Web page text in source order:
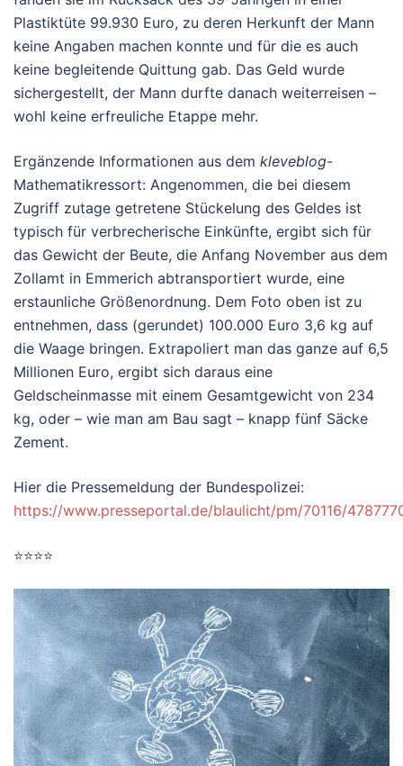
Plastiktüte 99.930 Euro, zu deren Herkunft der Mann
keine Angaben machen konnte und für die es auch
keine begleitende Quittung gab. Das Geld wurde
sichergestellt, der Mann durfte danach weiterreisen –
wohl keine erfreuliche Etappe mehr.
Ergänzende Informationen aus dem kleveblog-
Mathematikressort: Angenommen, die bei diesem
Zugriff zutage getretene Stückelung des Geldes ist
typisch für verbrecherische Einkünfte, ergibt sich für
das Gewicht der Beute, die Anfang November aus dem
Zollamt in Emmerich abtransportiert wurde, eine
erstaunliche Größenordnung. Dem Foto oben ist zu
entnehmen, dass (gerundet) 100.000 Euro 3,6 kg auf
die Waage bringen. Extrapoliert man das ganze auf 6,5
Millionen Euro, ergibt sich daraus eine
Geldscheinmasse mit einem Gesamtgewicht von 234
kg, oder – wie man am Bau sagt – knapp fünf Säcke
Zement.
Hier die Pressemeldung der Bundespolizei:
https://www.presseportal.de/blaulicht/pm/70116/
⭐⭐⭐⭐
Bewertung:
von
5.